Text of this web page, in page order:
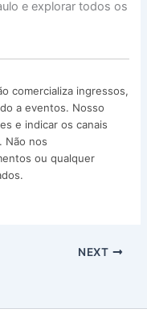
e explorar todos os
comercializa ingressos,
a eventos. Nosso
e indicar os canais
Não nos
ou qualquer
NEXT